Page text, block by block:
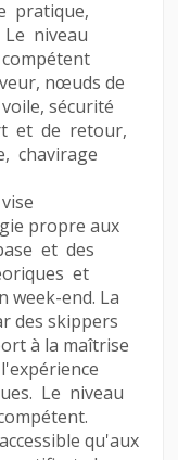
pratique,
niveau
nœuds de
sécurité
et de retour,
chavirage
propre aux
et des
et
week-end. La
des skippers
à la maîtrise
Le niveau
qu'aux